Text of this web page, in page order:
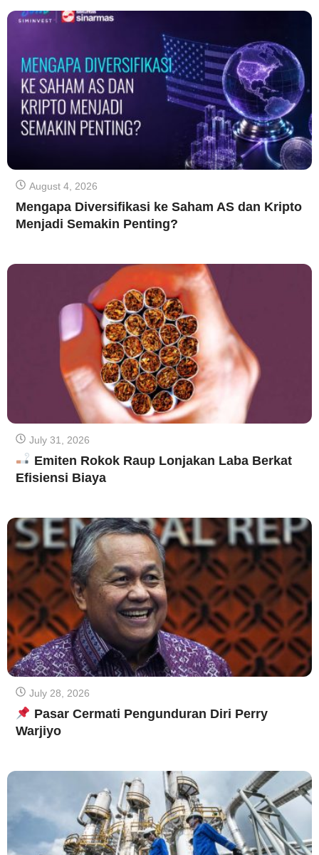
August 4, 2026
Mengapa Diversifikasi ke Saham AS dan Kripto
Menjadi Semakin Penting?
July 31, 2026
Emiten Rokok Raup Lonjakan Laba Berkat
Efisiensi Biaya
July 28, 2026
Pasar Cermati Pengunduran Diri Perry
Warjiyo